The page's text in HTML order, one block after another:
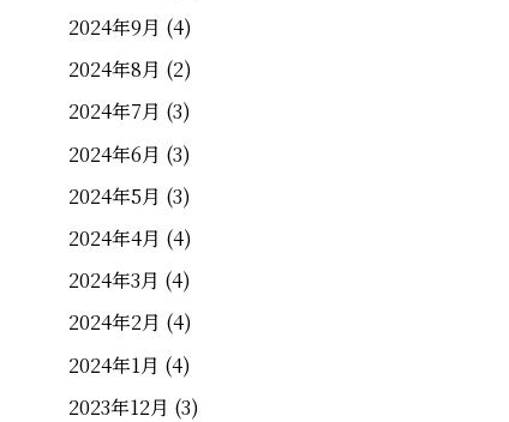
2024年9月 (4)
2024年8月 (2)
2024年7月 (3)
2024年6月 (3)
2024年5月 (3)
2024年4月 (4)
2024年3月 (4)
2024年2月 (4)
2024年1月 (4)
2023年12月 (3)